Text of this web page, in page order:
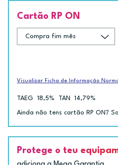
Cartão RP ON
Visualizar Ficha de Informação
TAEG 18,5% TAN 14,79%
Ainda não tens cartão RP ON?
Protege o teu